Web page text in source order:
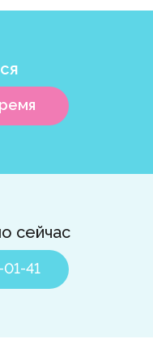
сейчас
01-41